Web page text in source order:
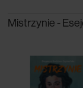
Mistrzynie -